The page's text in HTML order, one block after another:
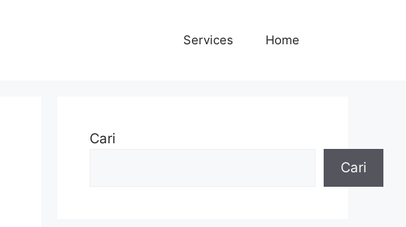
Services Home
Cari
Cari